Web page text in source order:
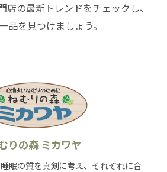
店の最新トレンドをチェックし、
品を見つけましょう。
りの森 ミカワヤ
眠の質を真剣に考え、それぞれに合